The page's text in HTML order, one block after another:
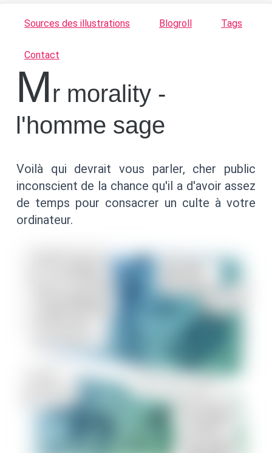
Sources des illustrations Blogroll Tags
Contact
mr morality -
l'homme sage
Voilà qui devrait vous parler, cher public
inconscient de la chance qu'il a d'avoir assez
de temps pour consacrer un culte à votre
ordinateur.